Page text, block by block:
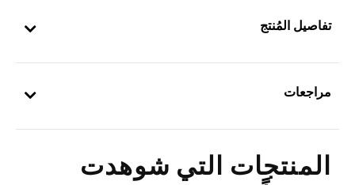
تفاصيل المُنتج
مراجعات
المنتجات التي شوهدت